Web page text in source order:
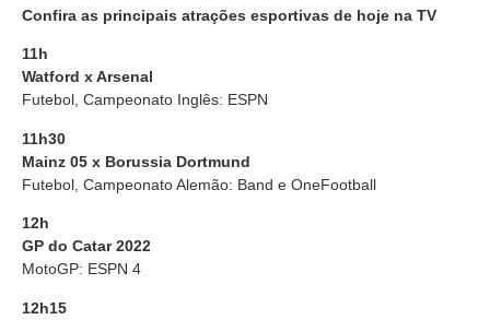
Confira as principais atrações esportivas de hoje na TV
11h
Watford x Arsenal
Futebol, Campeonato Inglês: ESPN
11h30
Mainz 05 x Borussia Dortmund
Futebol, Campeonato Alemão: Band e OneFootball
12h
GP do Catar 2022
MotoGP: ESPN 4
12h15